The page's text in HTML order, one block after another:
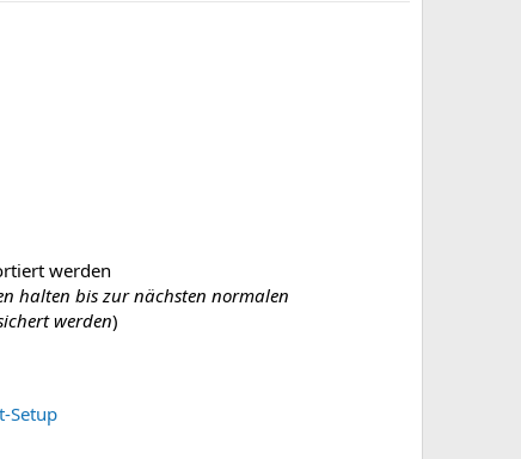
werden
halten bis zur nächsten normalen
werden)
Setup